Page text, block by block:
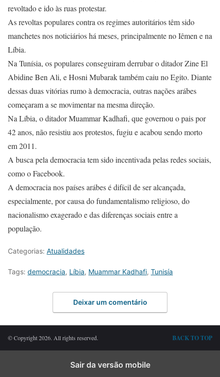
revoltado e ido às ruas protestar.
As revoltas populares contra os regimes autoritários têm sido
manchetes nos noticiários há meses, principalmente no Iêmen e na
Líbia.
Na Tunísia, os populares conseguiram derrubar o ditador Zine El
Abidine Ben Ali, e Hosni Mubarak também caiu no Egito. Diante
dessas duas vitórias rumo à democracia, outras nações arábes
começaram a se movimentar na mesma direção.
Na Líbia, o ditador Muammar Kadhafi, que governou o pais por
42 anos, não resistiu aos protestos, fugiu e acabou sendo morto
em 2011.
A busca pela democracia tem sido incentivada pelas redes sociais,
como o Facebook.
A democracia nos países arábes é difícil de ser alcançada,
especialmente, por causa do fundamentalismo religioso, do
nacionalismo exagerado e das diferenças sociais entre a
população.
Categorias: Atualidades
Tags: democracia, Líbia, Muammar Kadhafi, Tunisía
Deixar um comentário
© Copyright 2026. All rights reserved. BACK TO TOP
Sair da versão mobile